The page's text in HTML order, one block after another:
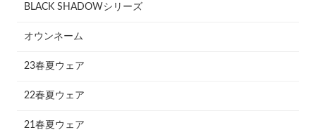
BLACK SHADOWシリーズ
オウンネーム
23春夏ウェア
22春夏ウェア
21春夏ウェア